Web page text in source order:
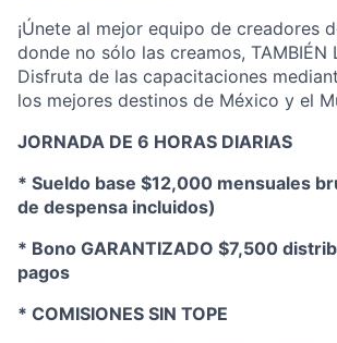
¡Únete al mejor equipo de creadores
donde no sólo las creamos, TAMBIÉN
Disfruta de las capacitaciones
los mejores destinos de México y el
JORNADA DE 6 HORAS DIARIAS
* Sueldo base $12,000 mensuales
de despensa incluidos)
* Bono GARANTIZADO $7,500
pagos
* COMISIONES SIN TOPE